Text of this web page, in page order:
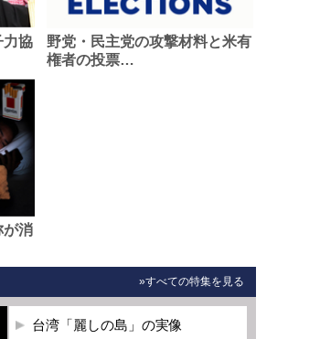
力協
野党・民主党の攻撃材料と米有
権者の投票…
が消
»すべての特集を見る
台湾「麗しの島」の実像